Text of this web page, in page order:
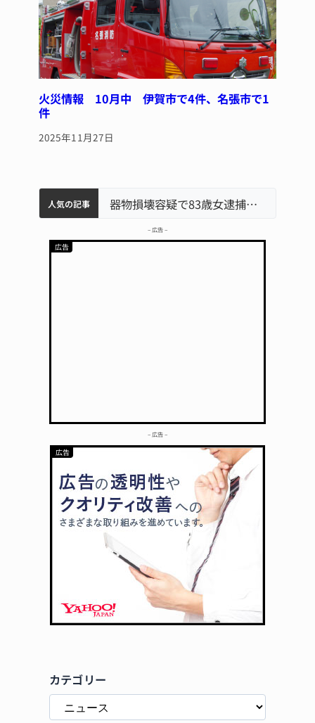
火災情報 10月中 伊賀市で4件、名張市で1
件
2025年11月27日
人気の記事
名張市水道料金47％値上げへ 答申案、審議会で大筋まとまる
中学校の陶壁モニュメント 地元建設会社がボランティアで清掃 伊賀名張市立病院のDMAT、熊本地震の被災地へ 能登以来3回目の派遣 器物損壊容疑で83歳女逮捕 伊賀署
– 広告 –
– 広告 –
カテゴリー